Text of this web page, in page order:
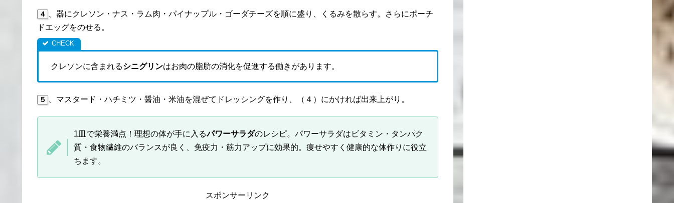
４ 、器にクレソン・ナス・ラム肉・パイナップル・ゴーダチーズを順に盛り、くるみを散らす。さらにポーチ
ドエッグをのせる。
クレソンに含まれるシニグリンはお肉の脂肪の消化を促進する働きがあります。
５ 、マスタード・ハチミツ・醤油・米油を混ぜてドレッシングを作り、（４）にかければ出来上がり。
1皿で栄養満点！理想の体が手に入るパワーサラダのレシピ。パワーサラダはビタミン・タンパク
質・食物繊維のバランスが良く、免疫力・筋力アップに効果的。痩せやすく健康的な体作りに役立
ちます。
スポンサーリンク